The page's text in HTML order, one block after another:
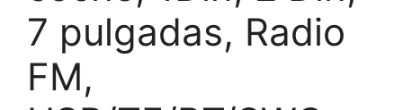
7 pulgadas, Radio
FM,